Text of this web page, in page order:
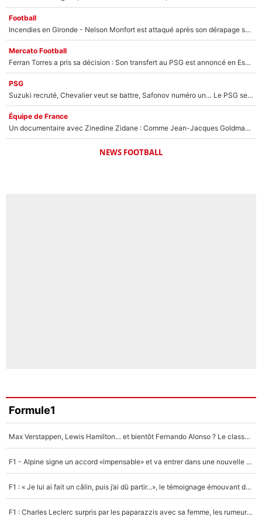
Football
Incendies en Gironde - Nelson Monfort est attaqué après son dérapage sur CNews : «Et lui, il prend combien pour parler dans un studio climatisé?»
Mercato Football
Ferran Torres a pris sa décision : Son transfert au PSG est annoncé en Espagne !
PSG
Suzuki recruté, Chevalier veut se battre, Safonov numéro un… Le PSG se lance encore dans un gros chantier pour le poste de gardien de but
Équipe de France
Un documentaire avec Zinedine Zidane : Comme Jean-Jacques Goldman et Mylène Farmer, le nouveau sélectionneur de l'équipe de France a recalé une journaliste très connue
NEWS FOOTBALL
Formule1
Max Verstappen, Lewis Hamilton… et bientôt Fernando Alonso ? Le classement des pilotes les mieux payés en Formule 1 risque de changer !
F1 - Alpine signe un accord «impensable» et va entrer dans une nouvelle dimension : Grande nouvelle pour Pierre Gasly !
F1 : « Je lui ai fait un câlin, puis j’ai dû partir...», le témoignage émouvant de Max Verstappen sur sa fille
F1 : Charles Leclerc surpris par les paparazzis avec sa femme, les rumeurs étaient vraies !